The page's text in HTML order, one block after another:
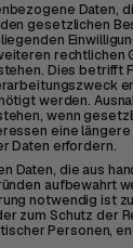
Daten,
gesetzlichen
rechtlichen
Dies betrifft
werden.
wenn
eine längere
Daten erfordern.
Daten, die aus
aufbewahrt
notwendig ist
zum Schutz der
Personen,